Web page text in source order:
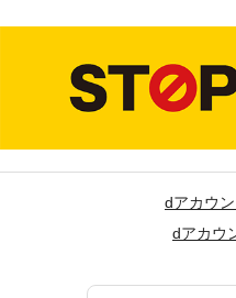
dアカウ
dアカウ